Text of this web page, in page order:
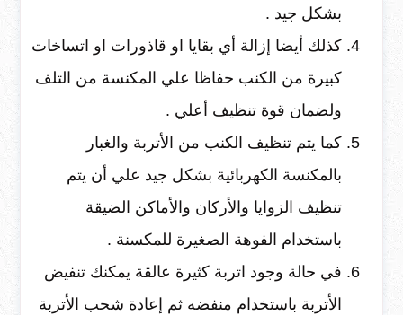
بشكل جيد .
كذلك أيضا إزالة أي بقايا او قاذورات او اتساخات
كبيرة من الكنب حفاظا علي المكنسة من التلف
ولضمان قوة تنظيف أعلي .
كما يتم تنظيف الكنب من الأتربة والغبار
بالمكنسة الكهربائية بشكل جيد علي أن يتم
تنظيف الزوايا والأركان والأماكن الضيقة
باستخدام الفوهة الصغيرة للمكسنة .
في حالة وجود اتربة كثيرة عالقة يمكنك تنفيض
الأتربة باستخدام منفضه ثم إعادة شحب الأتربة